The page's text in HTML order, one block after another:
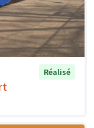
Réalisé